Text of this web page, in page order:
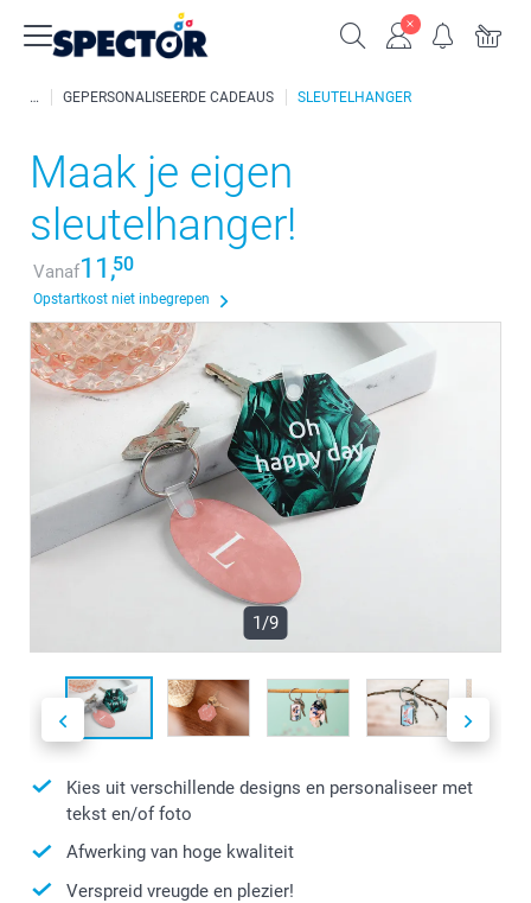
GEPERSONALISEERDE CADEAUS SLEUTELHANGER
Maak je eigen
sleutelhanger!
Vanaf11,50
Opstartkost niet inbegrepen
1/9
Kies uit verschillende designs en personaliseer met
tekst en/of foto
Afwerking van hoge kwaliteit
Verspreid vreugde en plezier!